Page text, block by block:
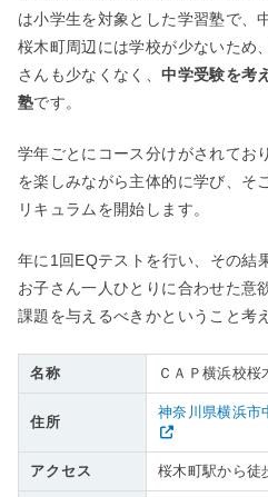
は小学生を対象とした学習塾で、
桜木町周辺には学校が少ないため
さんも少なくなく、中学受験を考
塾です。
学年ごとにコース分けがされてお
を楽しみながら主体的に学び、そ
リキュラムを開始します。
年に1回EQテストを行い、その結
お子さん一人ひとりに合わせた意
課題を与えるべきかということ考
名称 ＣＡＰ横浜校桜
住所
神奈川県横浜市
アクセス 桜木町駅から徒